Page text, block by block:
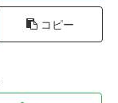
コピー